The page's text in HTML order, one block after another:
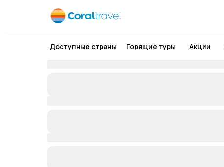
Доступные страны Горящие туры Акции